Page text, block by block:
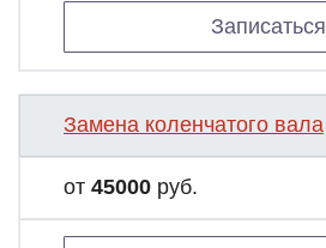
Записаться
Замена коленчатого вала
от 45000 руб.